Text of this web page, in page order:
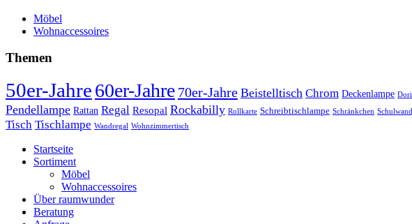
Möbel
Wohnaccessoires
Themen
50er-Jahre60er-Jahre 70er-Jahre Beistelltisch Chrom Deckenlampe
Pendellampe Rattan Regal Resopal Rockabilly Rollkarte Schreibtischlampe Schränkchen
Tisch Tischlampe Wandregal Wohnzimmertisch
Startseite
Sortiment
Möbel
Wohnaccessoires
Über raumwunder
Beratung